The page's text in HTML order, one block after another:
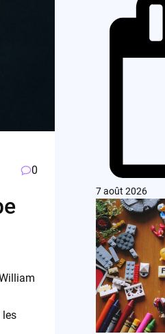
0
les
7 août 2026